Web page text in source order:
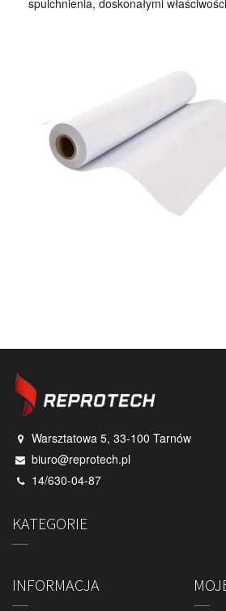
Warsztatowa 5, 33-100 Tarnów
biuro@reprotech.pl
14/630-04-87
KATEGORIE
INFORMACJA